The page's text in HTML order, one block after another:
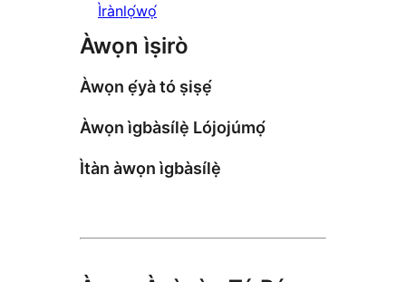
Ìrànlọ́wọ́
Àwọn ìṣirò
Àwọn ẹ́yà tó ṣiṣẹ́
Àwọn ìgbàsílẹ̀ Lójojúmọ́
Ìtàn àwọn ìgbàsílẹ̀